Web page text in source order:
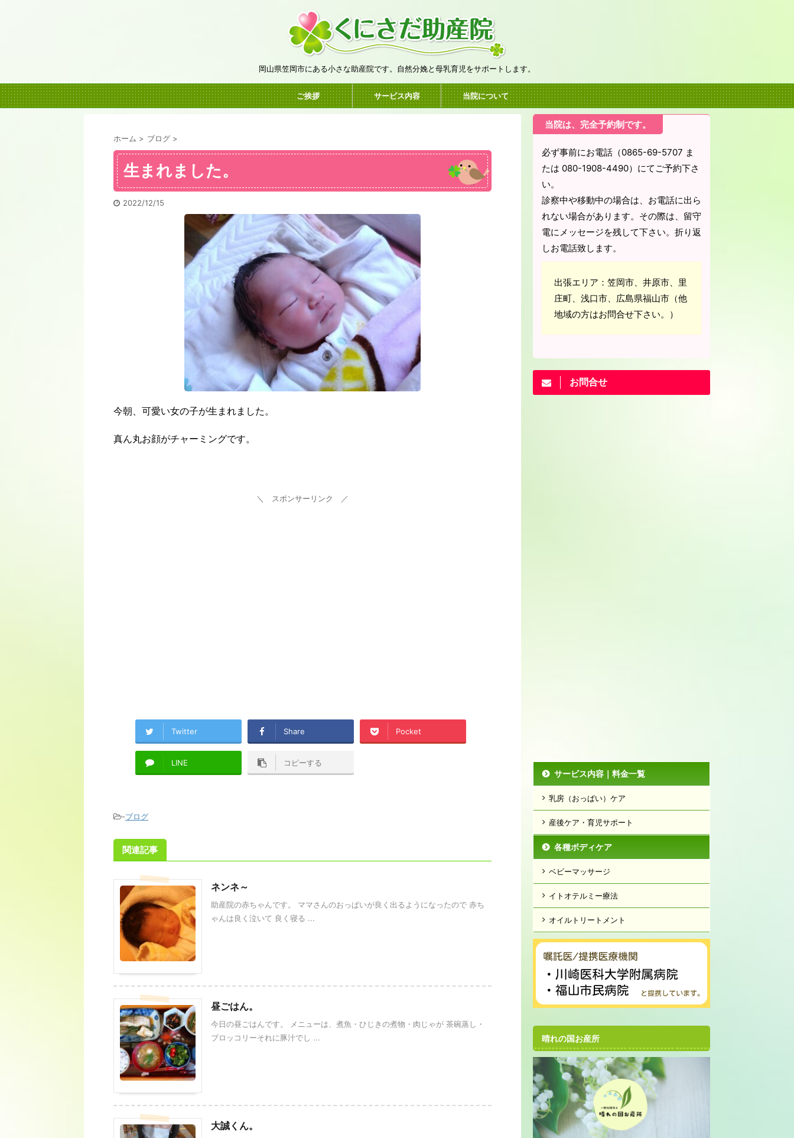
岡山県笠岡市にある小さな助産院です。自然分娩と母乳育児をサポートします。
ご挨拶 サービス内容 当院について
ホーム > ブログ >
生まれました。
2022/12/15
今朝、可愛い女の子が生まれました。
真ん丸お顔がチャーミングです。
＼ スポンサーリンク ／
Twitter Share Pocket
LINE コピーする
-ブログ
関連記事
ネンネ～
助産院の赤ちゃんです。 ママさんのおっぱいが良く出るようになったので 赤ち
ゃんは良く泣いて 良く寝る ...
昼ごはん。
今日の昼ごはんです。 メニューは、煮魚・ひじきの煮物・肉じゃが 茶碗蒸し・
ブロッコリーそれに豚汁でし ...
大誠くん。
当院は、完全予約制です。
必ず事前にお電話（0865-69-5707 ま
たは 080-1908-4490）にてご予約下さ
い。
診察中や移動中の場合は、お電話に出ら
れない場合があります。その際は、留守
電にメッセージを残して下さい。折り返
しお電話致します。
出張エリア：笠岡市、井原市、里
庄町、浅口市、広島県福山市（他
地域の方はお問合せ下さい。）
お問合せ
サービス内容｜料金一覧
乳房（おっぱい）ケア
産後ケア・育児サポート
各種ボディケア
ベビーマッサージ
イトオテルミー療法
オイルトリートメント
晴れの国お産所